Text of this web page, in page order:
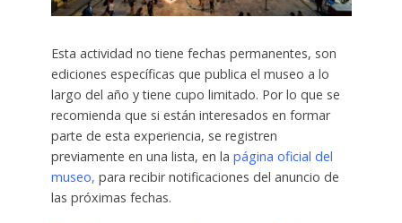
Esta actividad no tiene fechas permanentes, son
ediciones específicas que publica el museo a lo
largo del año y tiene cupo limitado. Por lo que se
recomienda que si están interesados en formar
parte de esta experiencia, se registren
previamente en una lista, en la página oficial del
museo, para recibir notificaciones del anuncio de
las próximas fechas.